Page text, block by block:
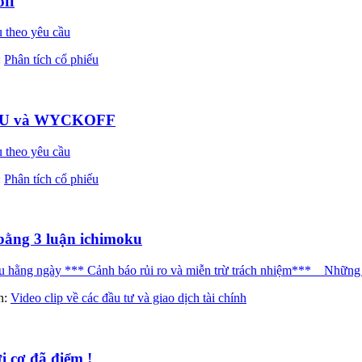
yêu cầu
Phân tích cổ phiếu
và WYCKOFF
yêu cầu
Phân tích cổ phiếu
3 luận ichimoku
ngày *** Cảnh báo rủi ro và miễn trừ trách nhiệm*** _ Những
Video clip về các đầu tư và giao dịch tài chính
cơ đã điểm !